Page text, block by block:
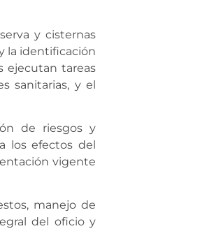
y cisternas
la identificación
ejecutan tareas
sanitarias, y el
de riesgos y
los efectos del
vigente
manejo de
del oficio y